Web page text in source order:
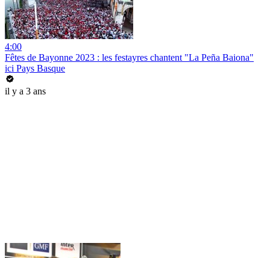
4:00
Fêtes de Bayonne 2023 : les festayres chantent "La Peña Baiona"
ici Pays Basque
il y a 3 ans